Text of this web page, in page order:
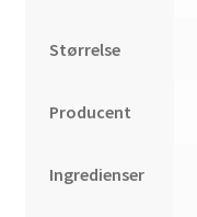
Størrelse
Producent
Ingredienser